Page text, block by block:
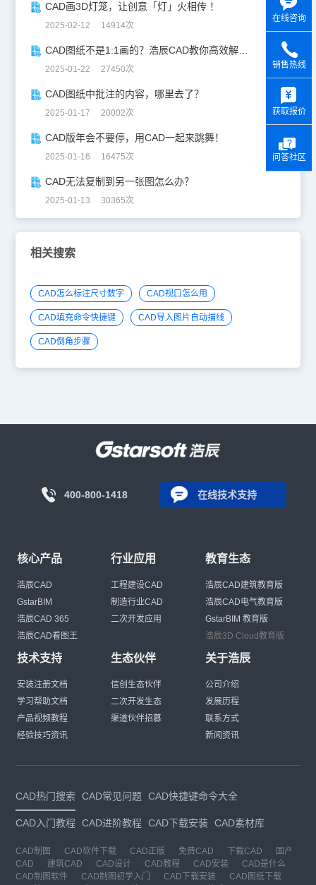
CAD画3D灯笼，让创意「灯」火相传 ！
2025-02-12 14914次
CAD图纸不是1:1画的？浩辰CAD教你高效解决！
2025-01-22 27450次
CAD图纸中批注的内容，哪里去了？
2025-01-17 20002次
CAD版年会不要停，用CAD一起来跳舞！
2025-01-16 16475次
CAD无法复制到另一张图怎么办？
2025-01-13 30365次
相关搜索
CAD怎么标注尺寸数字 CAD视口怎么用
CAD填充命令快捷键 CAD导入图片自动描线
CAD倒角步骤
400-800-1418 在线技术支持
核心产品
浩辰CAD
GstarBIM
浩辰CAD 365
浩辰CAD看图王
行业应用
工程建设CAD
制造行业CAD
二次开发应用
教育生态
浩辰CAD建筑教育版
浩辰CAD电气教育版
GstarBIM 教育版
浩辰3D Cloud教育版
技术支持
安装注册文档
学习帮助文档
产品视频教程
经验技巧资讯
生态伙伴
信创生态伙伴
二次开发生态
渠道伙伴招募
关于浩辰
公司介绍
发展历程
联系方式
新闻资讯
CAD热门搜索 CAD常见问题 CAD快捷键命令大全
CAD入门教程 CAD进阶教程 CAD下载安装 CAD素材库
CAD制图 CAD软件下载 CAD正版 免费CAD 下载CAD
国产
CAD
建筑CAD CAD设计 CAD教程 CAD安装
CAD是什么
CAD制图软件
CAD制图初学入门 CAD下载安装
CAD图纸下载
在线咨询
销售热线
获取报价
问答社区